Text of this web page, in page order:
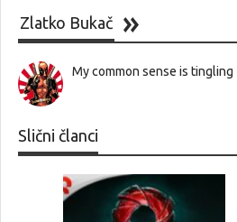
Zlatko Bukač
My common sense is tingling
Slični članci